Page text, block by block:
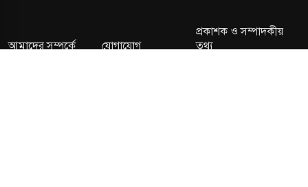
আমাদের সম্পর্কে যোগাযোগ
প্রকাশক ও সম্পাদকীয়
তথ্য